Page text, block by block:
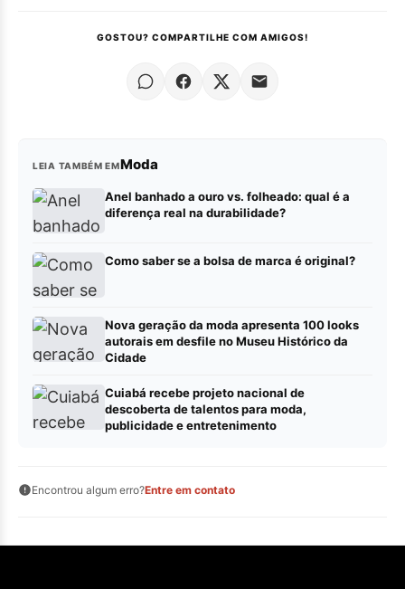
GOSTOU? COMPARTILHE COM AMIGOS!
LEIA TAMBÉM EMModa
Anel banhado a ouro vs. folheado: qual é a
diferença real na durabilidade?
Como saber se a bolsa de marca é original?
Nova geração da moda apresenta 100 looks
autorais em desfile no Museu Histórico da
Cidade
Cuiabá recebe projeto nacional de
descoberta de talentos para moda,
publicidade e entretenimento
Encontrou algum erro?Entre em contato